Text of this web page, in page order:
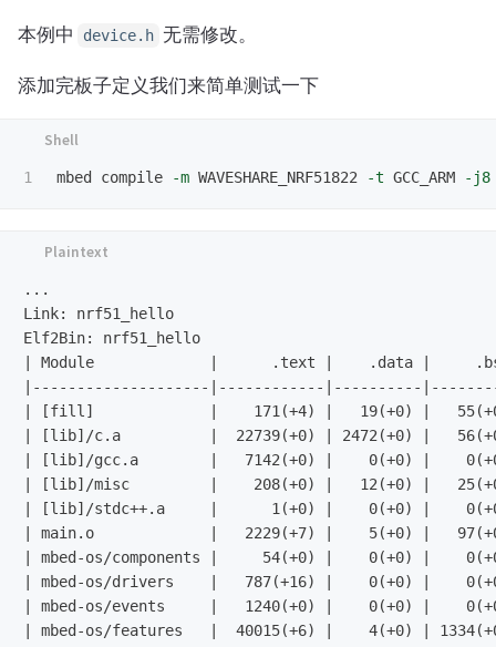
本例中 device.h 无需修改。
添加完板子定义我们来简单测试一下
mbed compile -m WAVESHARE_NRF51822 -t GCC_ARM -j8
...
Link: nrf51_hello
Elf2Bin: nrf51_hello
| Module             |      .text |    .data |
|--------------------|------------|----------
| [fill]             |    171(+4) |   19(+0) |
| [lib]/c.a          |  22739(+0) | 2472(+0) |
| [lib]/gcc.a        |   7142(+0) |    0(+0) |
| [lib]/misc         |    208(+0) |   12(+0) |
| [lib]/stdc++.a     |      1(+0) |    0(+0) |
| main.o             |   2229(+7) |    5(+0) |
| mbed-os/components |     54(+0) |    0(+0) |
| mbed-os/drivers    |   787(+16) |    0(+0) |
| mbed-os/events     |   1240(+0) |    0(+0) |
| mbed-os/features   |  40015(+6) |    4(+0) |